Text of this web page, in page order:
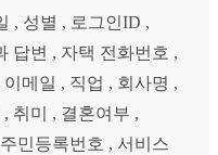
, 성별 , 로그인ID ,
답변 , 자택 전화번호 ,
메일 , 직업 , 회사명 ,
취미 , 결혼여부 ,
민등록번호 , 서비스